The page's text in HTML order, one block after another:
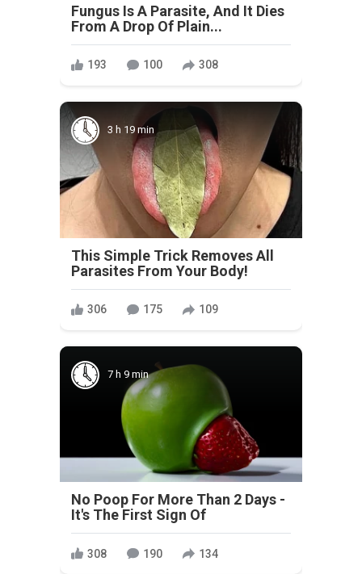
Fungus Is A Parasite, And It Dies
From A Drop Of Plain...
193 100 308
3 h 19 min
This Simple Trick Removes All
Parasites From Your Body!
306 175 109
7 h 9 min
No Poop For More Than 2 Days -
It's The First Sign Of
308 190 134